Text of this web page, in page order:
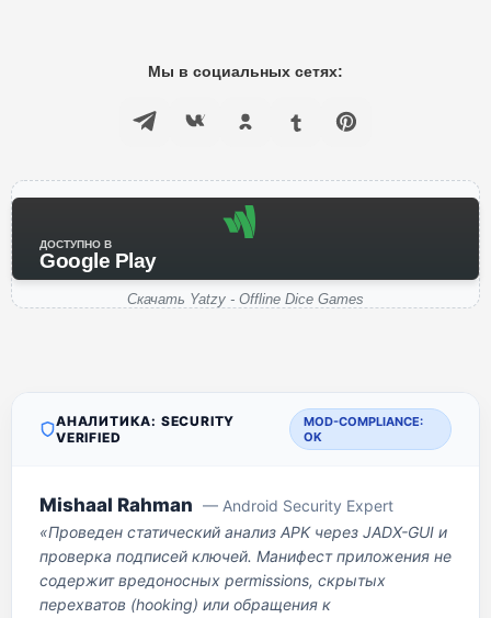
Мы в социальных сетях:
ДОСТУПНО В
Google Play
Скачать Yatzy - Offline Dice Games
АНАЛИТИКА: SECURITY
VERIFIED
MOD-COMPLIANCE:
OK
Mishaal Rahman — Android Security Expert
«Проведен статический анализ APK через JADX-GUI и
проверка подписей ключей. Манифест приложения не
содержит вредоносных permissions, скрытых
перехватов (hooking) или обращения к